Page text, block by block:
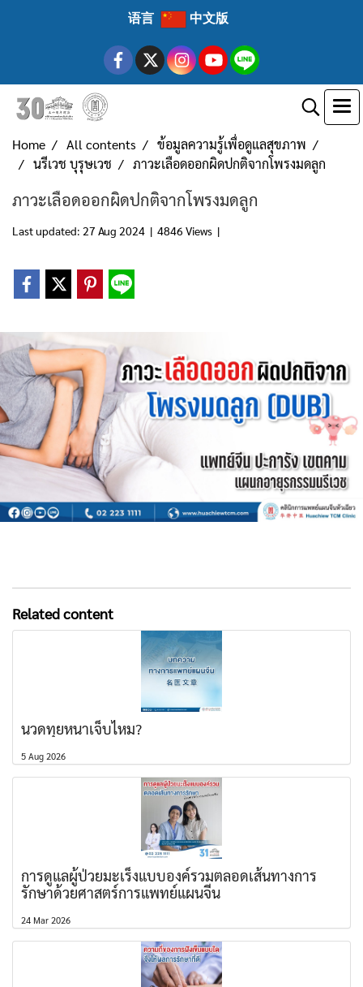
语言 中文版
Home All contents
ข้อมูลความรู้เพื่อดูแลสุขภาพ
นรีเวช บุรุษเวช
ภาวะเลือดออกผิดปกติจากโพรงมดลูก
ภาวะเลือดออกผิดปกติจากโพรงมดลูก
Last updated: 27 Aug 2024 | 4846 Views |
Related content
นวดทุยหนาเจ็บไหม?
5 Aug 2026
การดูแลผู้ป่วยมะเร็งแบบองค์รวมตลอดเส้นทางการ
รักษาด้วยศาสตร์การแพทย์แผนจีน
24 Mar 2026